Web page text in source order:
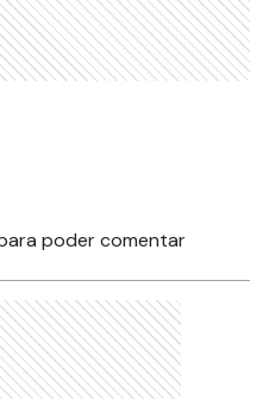
poder comentar